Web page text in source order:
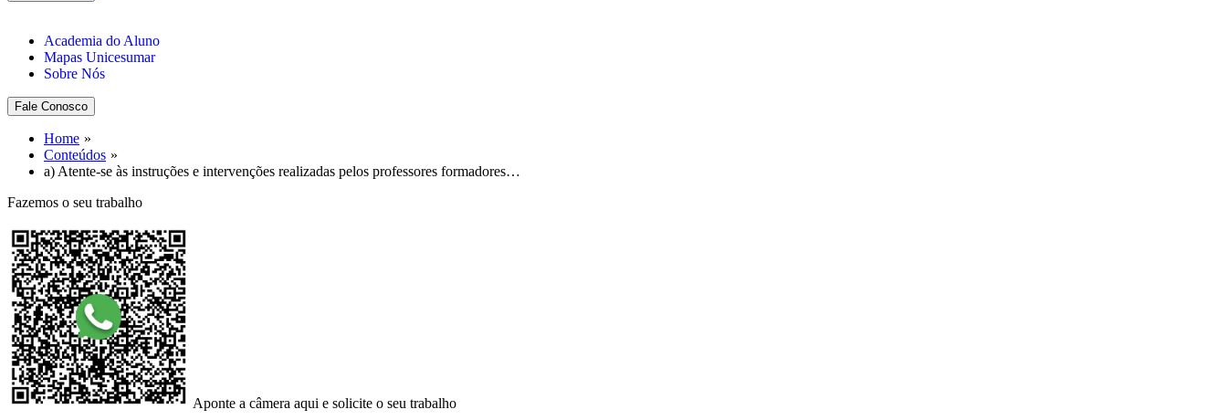
Academia do Aluno
Mapas Unicesumar
Sobre Nós
Fale Conosco
Home
Conteúdos
a) Atente-se às instruções e intervenções realizadas pelos professores formadores…
Fazemos o seu trabalho
Aponte a câmera aqui e solicite o seu trabalho